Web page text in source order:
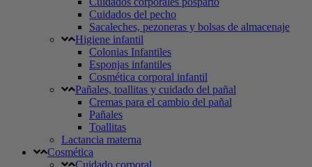
Cuidados del pecho
Sacaleches, pezoneras y bolsas de almacenaje
Higiene infantil
Colonias Infantiles
Esponjas infantiles
Cosmética corporal infantil
Pañales, toallitas y cuidado del pañal
Cremas para el cambio del pañal
Pañales
Toallitas
Lactancia materna
Cosmética